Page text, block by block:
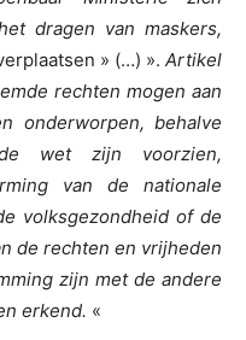
dragen van maskers,
» (…) ».Artikel
rechten mogen aan
onderworpen, behalve
wet zijn voorzien,
van de nationale
volksgezondheid of de
de rechten en vrijheden
zijn met de andere
erkend. «